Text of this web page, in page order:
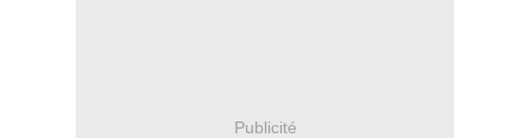
Publicité